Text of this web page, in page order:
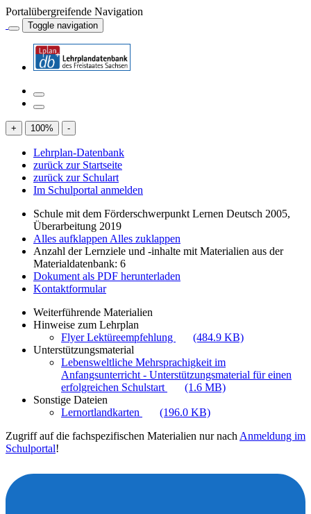
Portalübergreifende Navigation
Toggle navigation
+ 100% -
Lehrplan-Datenbank
zurück zur Startseite
zurück zur Schulart
Im Schulportal anmelden
Schule mit dem Förderschwerpunkt Lernen Deutsch 2005,
Überarbeitung 2019
Alles aufklappen Alles zuklappen
Anzahl der Lernziele und -inhalte mit Materialien aus der
Materialdatenbank: 6
Dokument als PDF herunterladen
Kontaktformular
Weiterführende Materialien
Hinweise zum Lehrplan
Flyer Lektüreempfehlung
(484.9 KB)
Unterstützungsmaterial
Lebensweltliche Mehrsprachigkeit im
Anfangsunterricht - Unterstützungsmaterial für einen
erfolgreichen Schulstart
(1.6 MB)
Sonstige Dateien
Lernortlandkarten
(196.0 KB)
Zugriff auf die fachspezifischen Materialien nur nach Anmeldung im
Schulportal!